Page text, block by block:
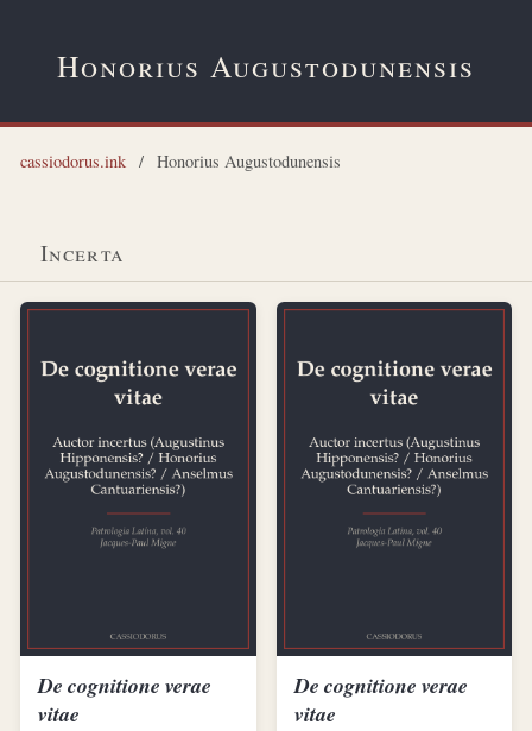
Honorius Augustodunensis
cassiodorus.ink / Honorius Augustodunensis
Incerta
De cognitione verae
vitae
De cognitione verae
vitae